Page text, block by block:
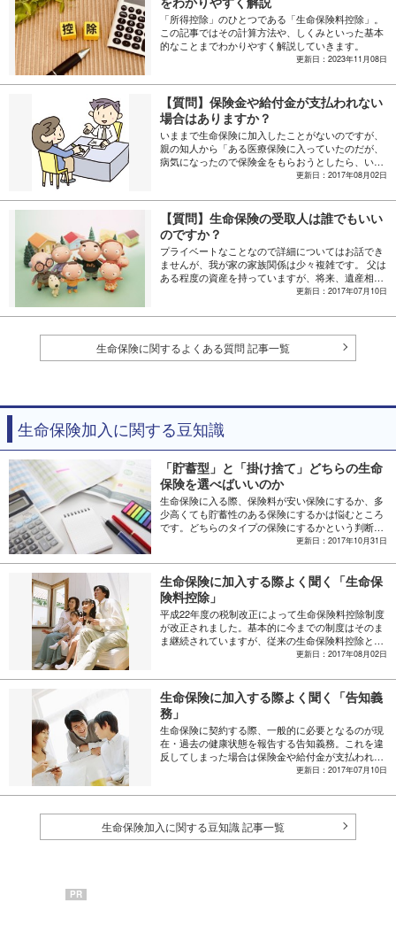
「所得控除」のひとつである「生命保険料控除」。
この記事ではその計算方法や、しくみといった基本
的なことまでわかりやすく解説していきます。
更新日：2023年11月08日
【質問】保険金や給付金が支払われない
場合はありますか？
いままで生命保険に加入したことがないのですが、
親の知人から「ある医療保険に入っていたのだが、
病気になったので保険金をもらおうとしたら、いろ
んな理由をつけて支払いを拒否された」という話を
いうときに保険金や給付金が支払われない場合はあ
るのでしょうか？ もしあるとしたら、そういうこ
とのない良心的な保険会社の選び方や、確実に保険
金・給付金が受け取れるよう心がけておくべきこと
などを教えてください。
更新日：2017年08月02日
【質問】生命保険の受取人は誰でもいい
のですか？
プライベートなことなので詳細についてはお話でき
ませんが、我が家の家族関係は少々複雑です。 父は
ある程度の資産を持っていますが、将来、遺産相続
の際に「法定相続人に該当しない、ある人」に財産
状などを残して当人が相続争いに巻き込まれても気
することで、ある程度の資産を残してあげられない
だろうか、と言っています。 父の遠縁にあたる人な
更新日：2017年07月10日
生命保険に関するよくある質問 記事一覧
生命保険加入に関する豆知識
「貯蓄型」と「掛け捨て」どちらの生命
保険を選べばいいのか
生命保険に入る際、保険料が安い保険にするか、多
少高くても貯蓄性のある保険にするかは悩むところ
です。どちらのタイプの保険にするかという判断基
準は、保険料の差や貯蓄性の有無だけでなく、加入
険の加入や見直しを考えている方や、「違いがよく
分からない」という方のために、「貯蓄型」および
「掛け捨て」の保険タイプの概要と、加入に適して
いるケースをご紹介します。それぞれの特徴を知
り、自分に合った保険に入りましょう。
更新日：2017年10月31日
生命保険に加入する際よく聞く「生命保
険料控除」
平成22年度の税制改正によって生命保険料控除制度
が改正されました。基本的に今までの制度はそのま
ま継続されていますが、従来の生命保険料控除とは
取り扱いが異なるところもありますから、既に知っ
年末調整でしっかりと申告して、節税にお役立てく
ださい。
更新日：2017年08月02日
生命保険に加入する際よく聞く「告知義
務」
生命保険に契約する際、一般的に必要となるのが現
在・過去の健康状態を報告する告知義務。これを違
反してしまった場合は保険金や給付金が支払われな
かったり、契約を解除されてしまったりすることが
更新日：2017年07月10日
生命保険加入に関する豆知識 記事一覧
PR